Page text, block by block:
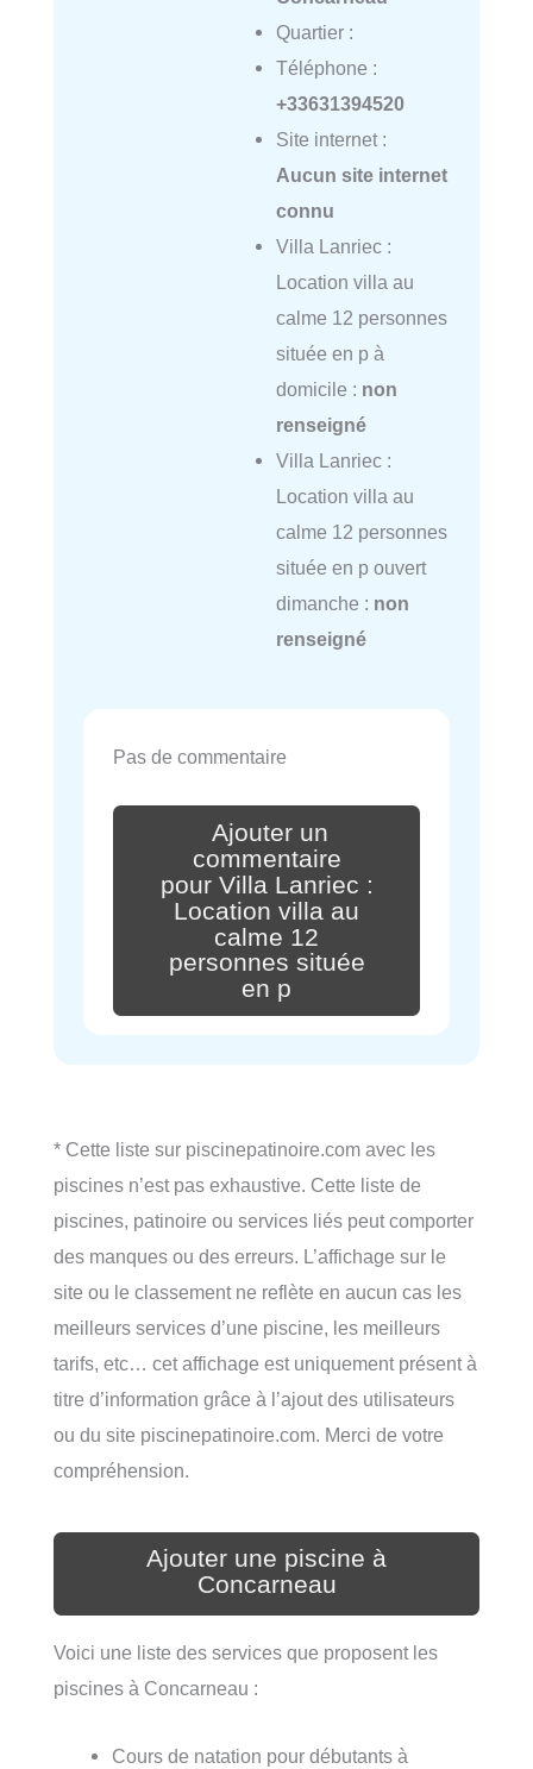
Quartier :
Téléphone :
+33631394520
Site internet :
Aucun site internet
connu
Villa Lanriec :
Location villa au
calme 12 personnes
située en p à
domicile : non
renseigné
Villa Lanriec :
Location villa au
calme 12 personnes
située en p ouvert
dimanche : non
renseigné
Pas de commentaire
Ajouter un
commentaire
pour Villa Lanriec :
Location villa au
calme 12
personnes située
en p
* Cette liste sur piscinepatinoire.com avec les
piscines n’est pas exhaustive. Cette liste de
piscines, patinoire ou services liés peut comporter
des manques ou des erreurs. L’affichage sur le
site ou le classement ne reflète en aucun cas les
meilleurs services d’une piscine, les meilleurs
tarifs, etc… cet affichage est uniquement présent à
titre d’information grâce à l’ajout des utilisateurs
ou du site piscinepatinoire.com. Merci de votre
compréhension.
Ajouter une piscine à
Concarneau
Voici une liste des services que proposent les
piscines à Concarneau :
Cours de natation pour débutants à